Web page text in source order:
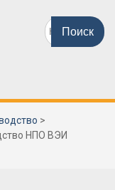
Поиск
по:
>
НПО ВЭИ